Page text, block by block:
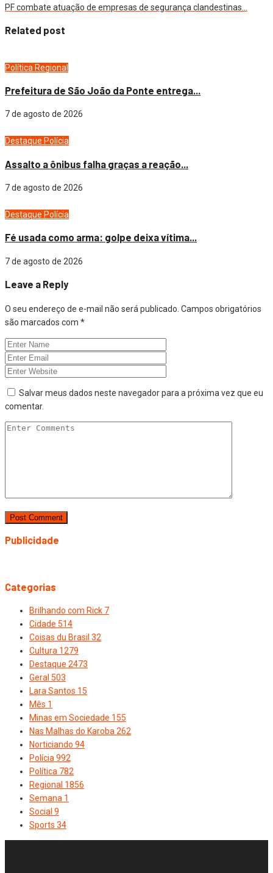
PF combate atuação de empresas de segurança clandestinas…
Related post
Política Regional
Prefeitura de São João da Ponte entrega...
7 de agosto de 2026
Destaque Polícia
Assalto a ônibus falha graças a reação...
7 de agosto de 2026
Destaque Polícia
Fé usada como arma: golpe deixa vítima...
7 de agosto de 2026
Leave a Reply
O seu endereço de e-mail não será publicado. Campos obrigatórios
são marcados com *
Salvar meus dados neste navegador para a próxima vez que eu
comentar.
Publicidade
Categorias
Brilhando com Rick 7
Cidade 514
Coisas du Brasil 32
Cultura 1279
Destaque 2473
Geral 503
Lara Santos 15
Mês 1
Minas em Sociedade 155
Nas Malhas do Karoba 262
Norticiando 94
Polícia 992
Política 782
Regional 1856
Semana 1
Social 9
Sports 34